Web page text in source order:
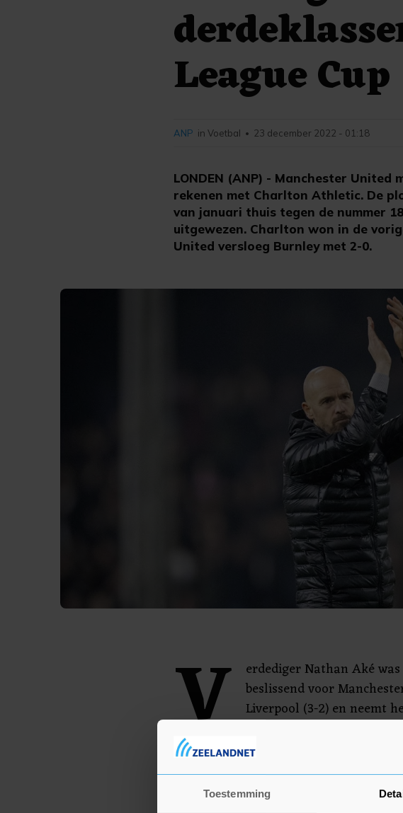
Toestemming
League Cup
LONDEN (ANP) - Manchester
rekenen met Charlton Athletic. De
van januari thuis tegen de nummer
uitgewezen. Charlton won in de
United versloeg Burnley met 2-0.
ANP in Voetbal • 23 december 2022 - 01:18
V
erdediger Nathan Aké
beslissend voor
Liverpool (3-2) en neemt
Southampton. De andere kwartfinales
Forest tegen Wolverhampton
United tegen Leicester City.